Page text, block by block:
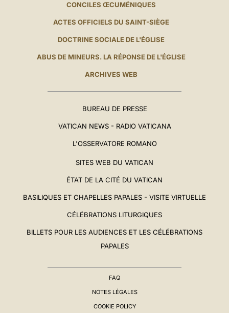
CONCILES ŒCUMÉNIQUES
ACTES OFFICIELS DU SAINT-SIÈGE
DOCTRINE SOCIALE DE L'ÉGLISE
ABUS DE MINEURS. LA RÉPONSE DE L'ÉGLISE
ARCHIVES WEB
BUREAU DE PRESSE
VATICAN NEWS - RADIO VATICANA
L'OSSERVATORE ROMANO
SITES WEB DU VATICAN
ÉTAT DE LA CITÉ DU VATICAN
BASILIQUES ET CHAPELLES PAPALES - VISITE VIRTUELLE
CÉLÉBRATIONS LITURGIQUES
BILLETS POUR LES AUDIENCES ET LES CÉLÉBRATIONS
PAPALES
FAQ
NOTES LÉGALES
COOKIE POLICY